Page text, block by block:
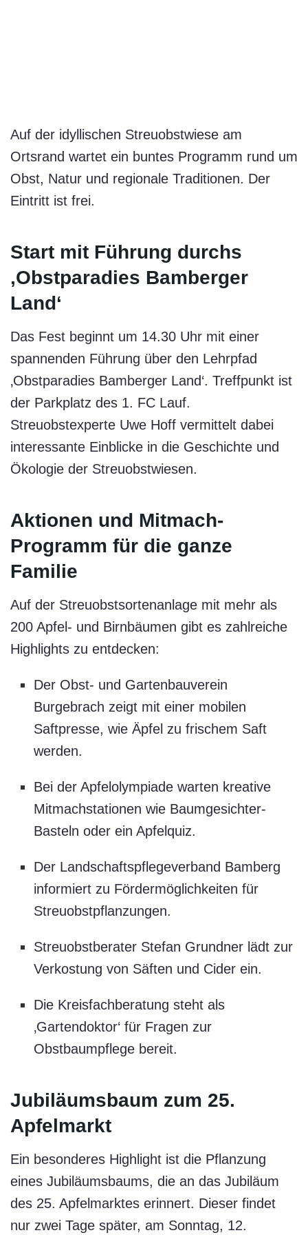
Auf der idyllischen Streuobstwiese am
Ortsrand wartet ein buntes Programm rund um
Obst, Natur und regionale Traditionen. Der
Eintritt ist frei.
Start mit Führung durchs
‚Obstparadies Bamberger
Land‘
Das Fest beginnt um 14.30 Uhr mit einer
spannenden Führung über den Lehrpfad
‚Obstparadies Bamberger Land‘. Treffpunkt ist
der Parkplatz des 1. FC Lauf.
Streuobstexperte Uwe Hoff vermittelt dabei
interessante Einblicke in die Geschichte und
Ökologie der Streuobstwiesen.
Aktionen und Mitmach-
Programm für die ganze
Familie
Auf der Streuobstsortenanlage mit mehr als
200 Apfel- und Birnbäumen gibt es zahlreiche
Highlights zu entdecken:
Der Obst- und Gartenbauverein
Burgebrach zeigt mit einer mobilen
Saftpresse, wie Äpfel zu frischem Saft
werden.
Bei der Apfelolympiade warten kreative
Mitmachstationen wie Baumgesichter-
Basteln oder ein Apfelquiz.
Der Landschaftspflegeverband Bamberg
informiert zu Fördermöglichkeiten für
Streuobstpflanzungen.
Streuobstberater Stefan Grundner lädt zur
Verkostung von Säften und Cider ein.
Die Kreisfachberatung steht als
‚Gartendoktor‘ für Fragen zur
Obstbaumpflege bereit.
Jubiläumsbaum zum 25.
Apfelmarkt
Ein besonderes Highlight ist die Pflanzung
eines Jubiläumsbaums, die an das Jubiläum
des 25. Apfelmarktes erinnert. Dieser findet
nur zwei Tage später, am Sonntag, 12.